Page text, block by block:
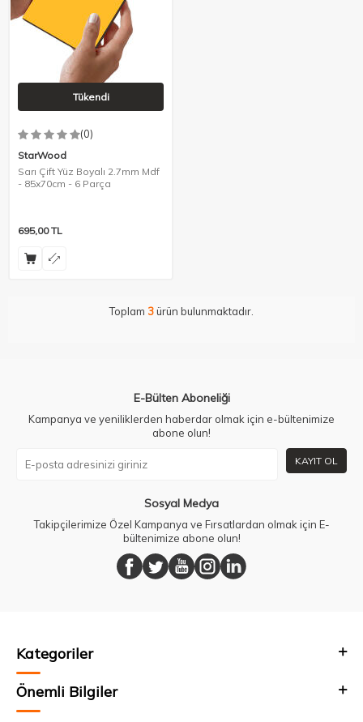
Tükendi
(0)
StarWood
Sarı Çift Yüz Boyalı 2.7mm Mdf
- 85x70cm - 6 Parça
695,00TL
Toplam 3ürün bulunmaktadır.
E-Bülten Aboneliği
Kampanya ve yeniliklerden haberdar olmak için e-bültenimize
abone olun!
KAYIT OL
Sosyal Medya
Takipçilerimize Özel Kampanya ve Fırsatlardan olmak için E-
bültenimize abone olun!
Kategoriler
Önemli Bilgiler